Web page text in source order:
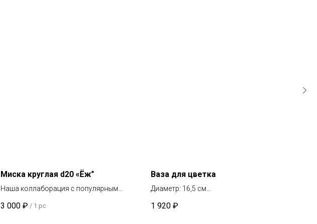
Миска круглая d20 «Ёж"
Наша коллаборация с популярным
Средневековье"
3 000 ₽ / 1 pc
Ваза для цветка
Диаметр: 16,5 см
1 920 ₽